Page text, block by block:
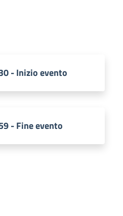
- Inizio evento
- Fine evento